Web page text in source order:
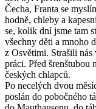
Čecha, Franta se
hodně, chleby a
se, kolik dní jsme tam
všechny děti a mnoho
z Osvětimi. Strašili nás
práci. Před šrenštubou
českých chlapců.
Po necelých dvou
poslán do pobočného